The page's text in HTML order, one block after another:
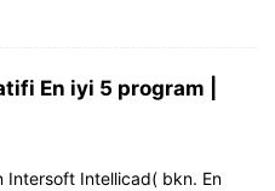
En iyi 5 program |
Intersoft Intellicad( bkn. En